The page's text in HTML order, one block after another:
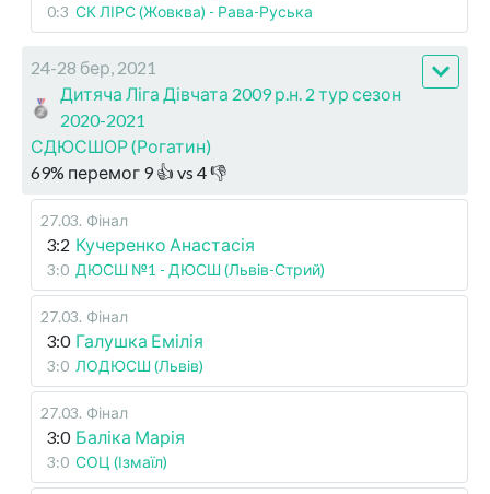
0:3 СК ЛІРС (Жовква) - Рава-Руська
24-28 бер, 2021
Дитяча Ліга Дівчата 2009 р.н. 2 тур сезон
2020-2021
СДЮСШОР (Рогатин)
69% перемог 9👍 vs 4👎
27.03. Фінал
3:2 Кучеренко Анастасія
3:0 ДЮСШ №1 - ДЮСШ (Львів-Стрий)
27.03. Фінал
3:0 Галушка Емілія
3:0 ЛОДЮСШ (Львів)
27.03. Фінал
3:0 Баліка Марія
3:0 СОЦ (Ізмаїл)